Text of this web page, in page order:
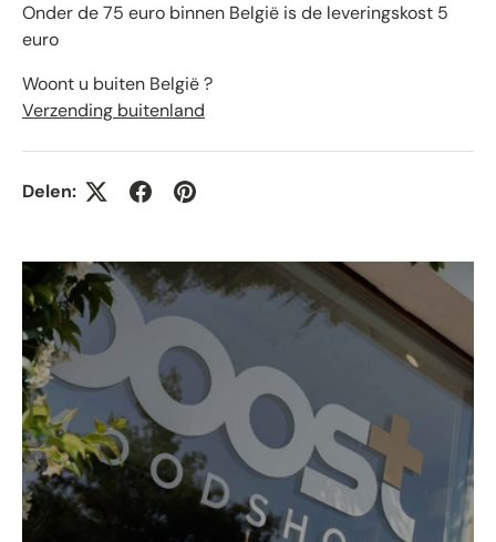
Onder de 75 euro binnen België is de leveringskost 5
euro
Woont u buiten België ?
Verzending buitenland
Delen: